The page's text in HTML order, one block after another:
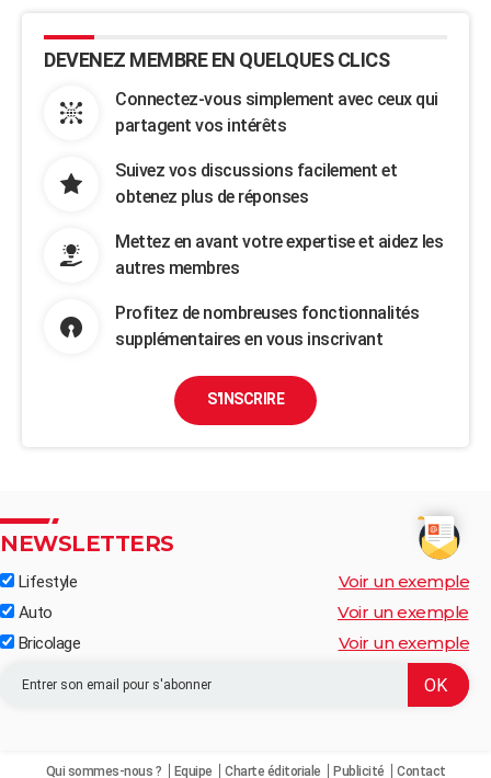
DEVENEZ MEMBRE EN QUELQUES CLICS
Connectez-vous simplement avec ceux qui
partagent vos intérêts
Suivez vos discussions facilement et
obtenez plus de réponses
Mettez en avant votre expertise et aidez les
autres membres
Profitez de nombreuses fonctionnalités
supplémentaires en vous inscrivant
S'INSCRIRE
NEWSLETTERS
Lifestyle Voir un exemple
Auto Voir un exemple
Bricolage Voir un exemple
Qui sommes-nous ? Equipe Charte éditoriale Publicité Contact